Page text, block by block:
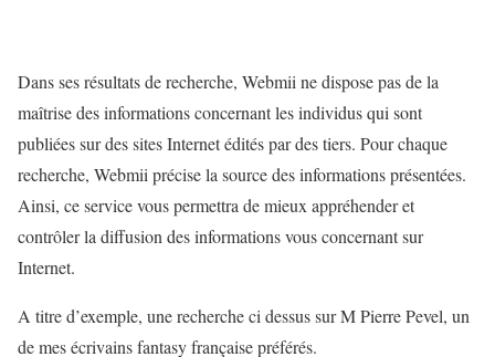
Dans ses résultats de recherche, Webmii ne dispose pas de la
maîtrise des informations concernant les individus qui sont
publiées sur des sites Internet édités par des tiers. Pour chaque
recherche, Webmii précise la source des informations présentées.
Ainsi, ce service vous permettra de mieux appréhender et
contrôler la diffusion des informations vous concernant sur
Internet.
A titre d’exemple, une recherche ci dessus sur M Pierre Pevel, un
de mes écrivains fantasy française préférés.